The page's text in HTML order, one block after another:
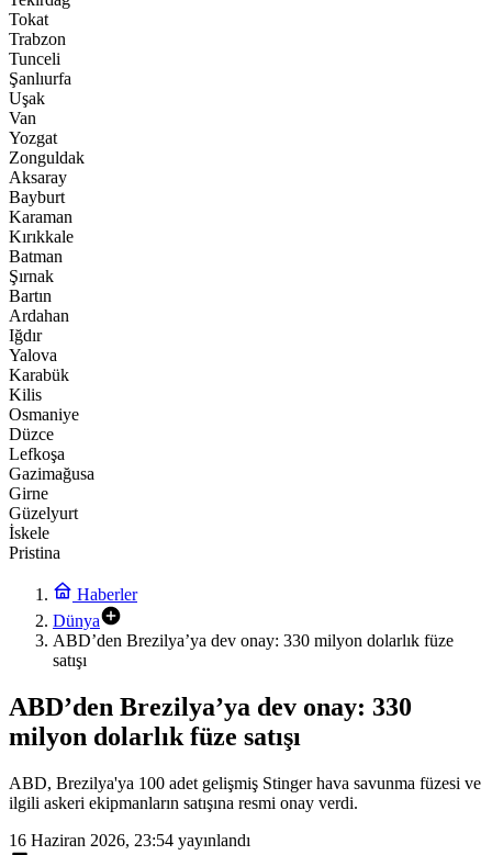
Tokat
Trabzon
Tunceli
Şanlıurfa
Uşak
Van
Yozgat
Zonguldak
Aksaray
Bayburt
Karaman
Kırıkkale
Batman
Şırnak
Bartın
Ardahan
Iğdır
Yalova
Karabük
Kilis
Osmaniye
Düzce
Lefkoşa
Gazimağusa
Girne
Güzelyurt
İskele
Pristina
Haberler
Dünya
ABD’den Brezilya’ya dev onay: 330 milyon dolarlık füze
satışı
ABD’den Brezilya’ya dev onay: 330
milyon dolarlık füze satışı
ABD, Brezilya'ya 100 adet gelişmiş Stinger hava savunma füzesi ve
ilgili askeri ekipmanların satışına resmi onay verdi.
16 Haziran 2026, 23:54 yayınlandı